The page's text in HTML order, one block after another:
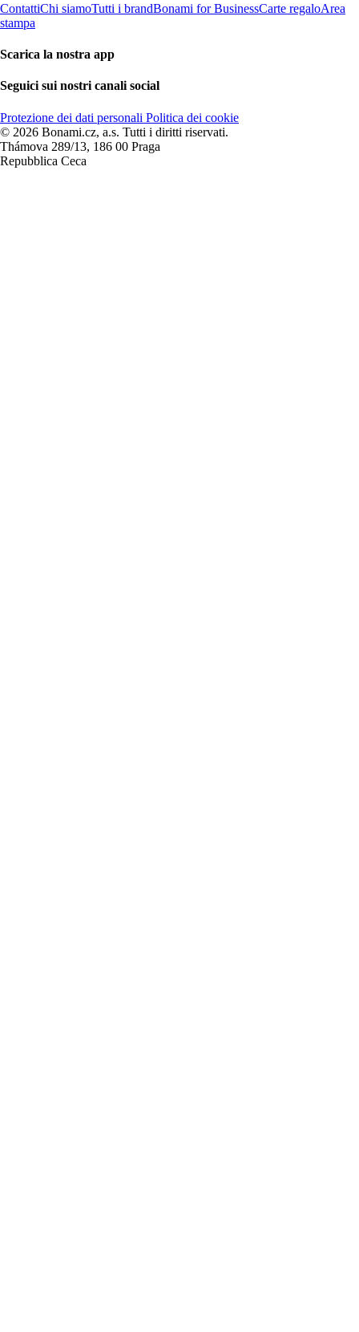
ContattiChi siamoTutti i brandBonami for BusinessCarte regaloArea
stampa
Scarica la nostra app
Seguici sui nostri canali social
Protezione dei dati personali Politica dei cookie
© 2026 Bonami.cz, a.s. Tutti i diritti riservati.
Thámova 289/13, 186 00 Praga
Repubblica Ceca